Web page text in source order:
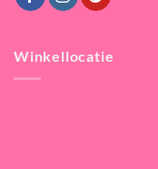
Winkellocatie